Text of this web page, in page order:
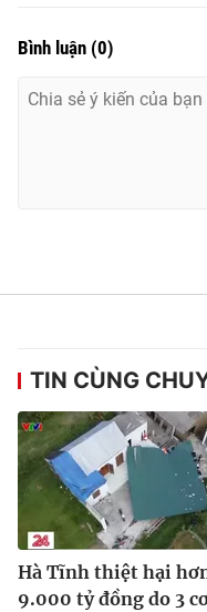
Tổng Biên tập:
Nguyễn Trọng Ninh
® Cấm sao chép dưới
thuận bằng văn bản. Ghi
thông tin từ website này.
Bình luận (0)
TIN CÙNG
Hà Tĩnh thiệt hại
9.000 tỷ đồng do 3